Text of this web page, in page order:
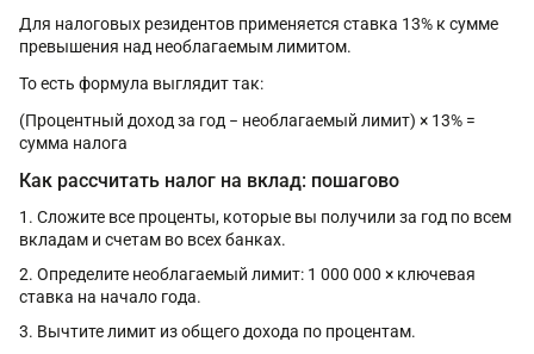
Для налоговых резидентов применяется ставка 13% к сумме
превышения над необлагаемым лимитом.
То есть формула выглядит так:
(Процентный доход за год − необлагаемый лимит) × 13% =
сумма налога
Как рассчитать налог на вклад: пошагово
Сложите все проценты, которые вы получили за год по всем
вкладам и счетам во всех банках.
Определите необлагаемый лимит: 1 000 000 × ключевая
ставка на начало года.
Вычтите лимит из общего дохода по процентам.